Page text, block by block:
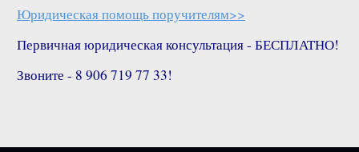
Юридическая помощь поручителям>>
Первичная юридическая консультация - БЕСПЛАТНО!
Звоните - 8 906 719 77 33!